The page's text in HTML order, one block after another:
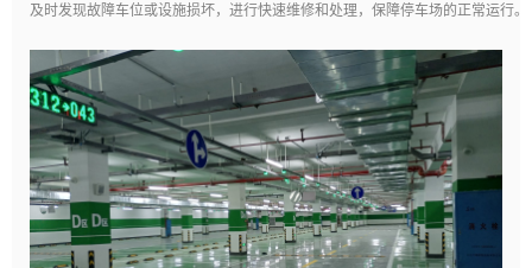
及时发现故障车位或设施损坏，进行快速维修和处理，保障停车场的正常运行。